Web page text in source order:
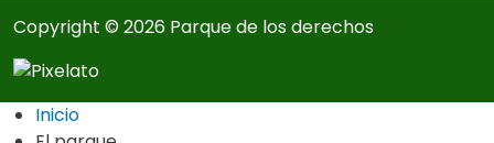
Copyright © 2026 Parque de los derechos
Inicio